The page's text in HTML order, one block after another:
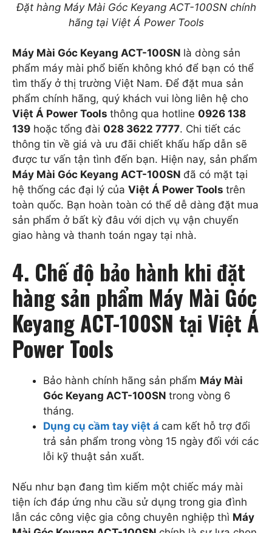
Đặt hàng Máy Mài Góc Keyang ACT-100SN chính
hãng tại Việt Á Power Tools
Máy Mài Góc Keyang ACT-100SN là dòng sản
phẩm máy mài phổ biến không khó để bạn có thể
tìm thấy ở thị trường Việt Nam. Để đặt mua sản
phẩm chính hãng, quý khách vui lòng liên hệ cho
Việt Á Power Tools thông qua hotline 0926 138
139 hoặc tổng đài 028 3622 7777. Chi tiết các
thông tin về giá và ưu đãi chiết khấu hấp dẫn sẽ
được tư vấn tận tình đến bạn. Hiện nay, sản phẩm
Máy Mài Góc Keyang ACT-100SN đã có mặt tại
hệ thống các đại lý của Việt Á Power Tools trên
toàn quốc. Bạn hoàn toàn có thể dễ dàng đặt mua
sản phẩm ở bất kỳ đâu với dịch vụ vận chuyển
giao hàng và thanh toán ngay tại nhà.
4. Chế độ bảo hành khi đặt
hàng sản phẩm Máy Mài Góc
Keyang ACT-100SN tại Việt Á
Power Tools
Bảo hành chính hãng sản phẩm Máy Mài
Góc Keyang ACT-100SN trong vòng 6
tháng.
Dụng cụ cầm tay việt á cam kết hỗ trợ đổi
trả sản phẩm trong vòng 15 ngày đối với các
lỗi kỹ thuật sản xuất.
Nếu như bạn đang tìm kiếm một chiếc máy mài
tiện ích đáp ứng nhu cầu sử dụng trong gia đình
lẫn các công việc gia công chuyên nghiệp thì Máy